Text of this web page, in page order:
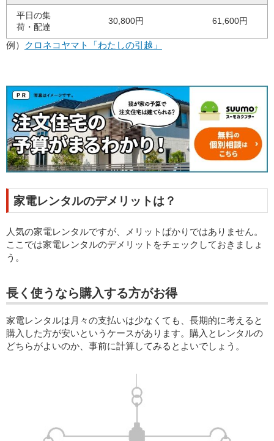
平日の集
荷・配達
30,800円 61,600円
例） クロネコヤマト「わたしの引越」
家電レンタルのデメリットは？
人気の家電レンタルですが、メリットばかりではありません。
ここでは家電レンタルのデメリットをチェックしておきましょ
う。
長く使うなら購入する方がお得
家電レンタルは月々の支払いは少なくても、長期的に考えると
購入した方が安いというケースがあります。購入とレンタルの
どちらがよいのか、事前に計算してみるとよいでしょう。